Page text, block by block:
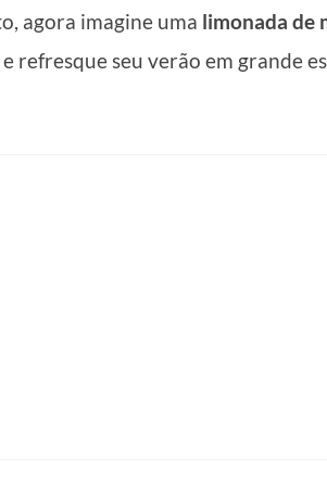
agora imagine uma limonada de
refresque seu verão em grande